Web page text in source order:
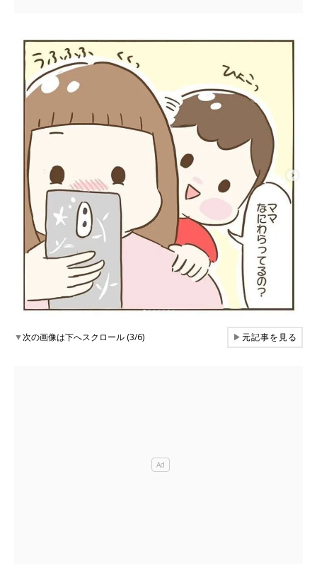
▼次の画像は下へスクロール (3/6) ▶元記事を見る